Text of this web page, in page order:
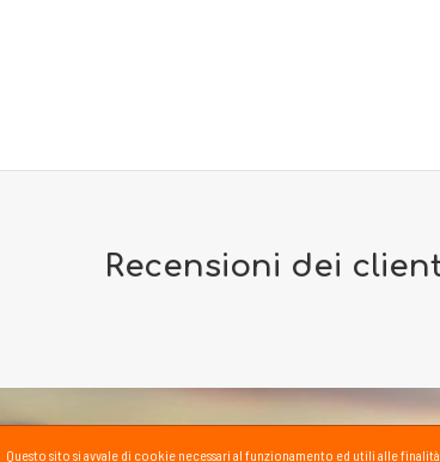
Recensioni dei
Questo sito si avvale di cookie necessari al funzionamento ed utili alle